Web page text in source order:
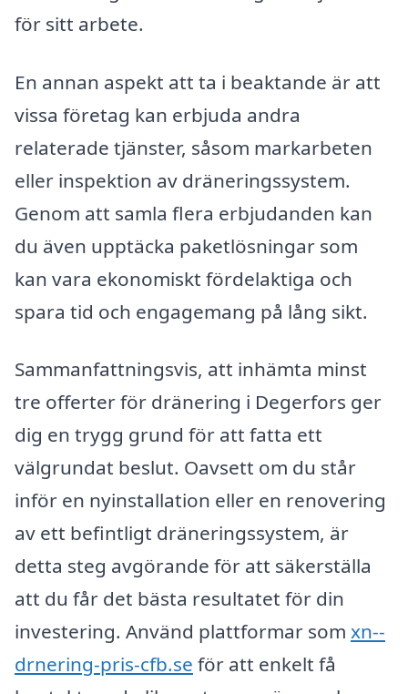
för sitt arbete.
En annan aspekt att ta i beaktande är att
vissa företag kan erbjuda andra
relaterade tjänster, såsom markarbeten
eller inspektion av dräneringssystem.
Genom att samla flera erbjudanden kan
du även upptäcka paketlösningar som
kan vara ekonomiskt fördelaktiga och
spara tid och engagemang på lång sikt.
Sammanfattningsvis, att inhämta minst
tre offerter för dränering i Degerfors ger
dig en trygg grund för att fatta ett
välgrundat beslut. Oavsett om du står
inför en nyinstallation eller en renovering
av ett befintligt dräneringssystem, är
detta steg avgörande för att säkerställa
att du får det bästa resultatet för din
investering. Använd plattformar som xn--
drnering-pris-cfb.se för att enkelt få